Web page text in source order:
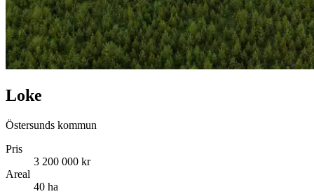
Loke
Östersunds kommun
Pris
3 200 000 kr
Areal
40 ha